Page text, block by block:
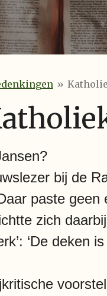
»
bij de
paste geen
zich
‘De deken